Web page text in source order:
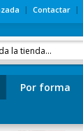
Contactar
Por forma